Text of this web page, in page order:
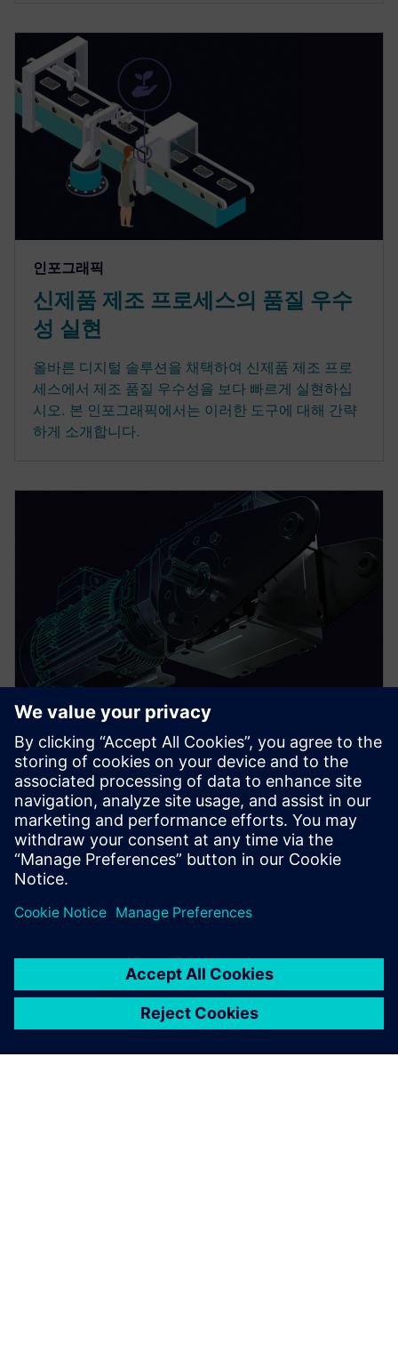
인포그래픽
신제품 제조 프로세스의 품질 우수
성 실현
올바른 디지털 솔루션을 채택하여 신제품 제조 프로
세스에서 제조 품질 우수성을 보다 빠르게 실현하십
시오. 본 인포그래픽에서는 이러한 도구에 대해 간략
하게 소개합니다.
품질 우수성 실현하여 신제품 출시
설계에서 제조에 이르는 품질 관리 프로세스를 통합
하십시오. 본 eBook에서 품질 개선 프로세스를 구현
하여 신제품 출시를 시작하는 방법을 알아보십시오.